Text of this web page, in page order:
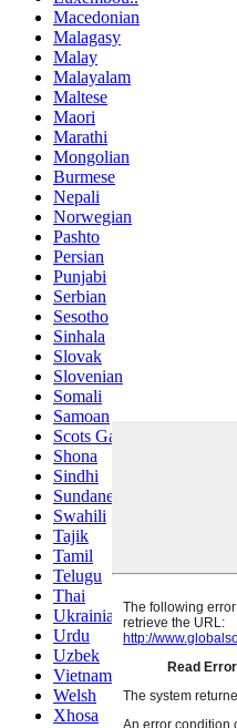
Macedonian
Malagasy
Malay
Malayalam
Maltese
Maori
Marathi
Mongolian
Burmese
Nepali
Norwegian
Pashto
Persian
Punjabi
Serbian
Sesotho
Sinhala
Slovak
Slovenian
Somali
Samoan
Scots Gaelic
Shona
Sindhi
Sundanese
Swahili
Tajik
Tamil
Telugu
Thai
Ukrainian
Urdu
Uzbek
Vietnamese
Welsh
Xhosa